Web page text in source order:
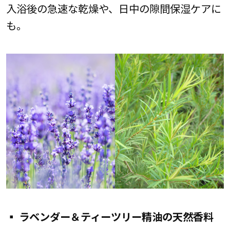
入浴後の急速な乾燥や、日中の隙間保湿ケアに
も。
▪ ラベンダー＆ティーツリー精油の天然香料